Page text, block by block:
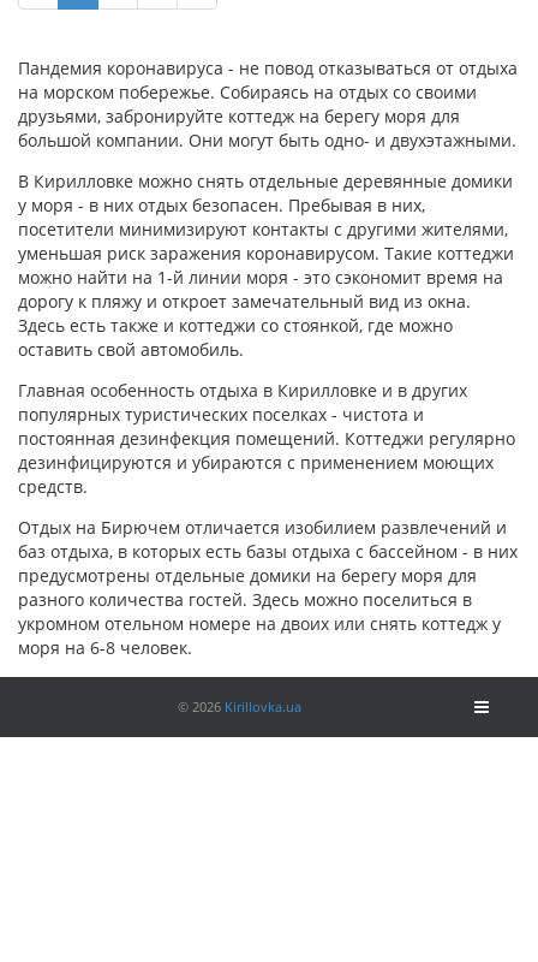
Пандемия коронавируса - не повод отказываться от отдыха
на морском побережье. Собираясь на отдых со своими
друзьями, забронируйте коттедж на берегу моря для
большой компании. Они могут быть одно- и двухэтажными.
В Кирилловке можно снять отдельные деревянные домики
у моря - в них отдых безопасен. Пребывая в них,
посетители минимизируют контакты с другими жителями,
уменьшая риск заражения коронавирусом. Такие коттеджи
можно найти на 1-й линии моря - это сэкономит время на
дорогу к пляжу и откроет замечательный вид из окна.
Здесь есть также и коттеджи со стоянкой, где можно
оставить свой автомобиль.
Главная особенность отдыха в Кирилловке и в других
популярных туристических поселках - чистота и
постоянная дезинфекция помещений. Коттеджи регулярно
дезинфицируются и убираются с применением моющих
средств.
Отдых на Бирючем отличается изобилием развлечений и
баз отдыха, в которых есть базы отдыха с бассейном - в них
предусмотрены отдельные домики на берегу моря для
разного количества гостей. Здесь можно поселиться в
укромном отельном номере на двоих или снять коттедж у
моря на 6-8 человек.
© 2026 Kirillovka.ua